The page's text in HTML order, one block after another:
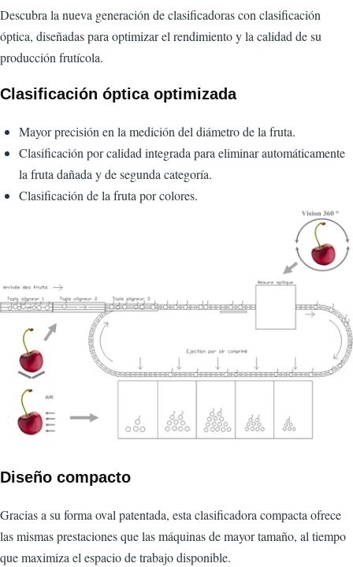
CorpsPrincipal
Descubra la nueva generación de clasificadoras con clasificación
óptica, diseñadas para optimizar el rendimiento y la calidad de su
producción frutícola.
Clasificación óptica optimizada
Mayor precisión en la medición del diámetro de la fruta.
Clasificación por calidad integrada para eliminar automáticamente
la fruta dañada y de segunda categoría.
Clasificación de la fruta por colores.
Diseño compacto
Gracias a su forma oval patentada, esta clasificadora compacta ofrece
las mismas prestaciones que las máquinas de mayor tamaño, al tiempo
que maximiza el espacio de trabajo disponible.